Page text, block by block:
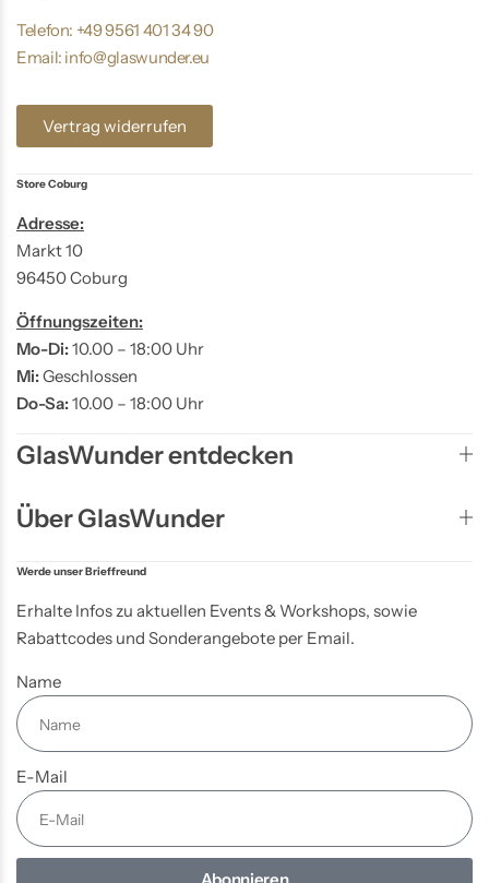
Telefon: +49 9561 401 34 90
Email: info@glaswunder.eu
Vertrag widerrufen
Store Coburg
Adresse:
Markt 10
96450 Coburg
Öffnungszeiten:
Mo-Di:10.00 – 18:00 Uhr
Mi:Geschlossen
Do-Sa:10.00 – 18:00 Uhr
GlasWunder entdecken
Über GlasWunder
Werde unser Brieffreund
Erhalte Infos zu aktuellen Events & Workshops, sowie
Rabattcodes und Sonderangebote per Email.
Name
E-Mail